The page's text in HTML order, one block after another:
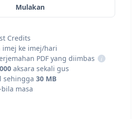
Mulakan
Credits
imej ke imej/hari
PDF yang diimbas
i
aksara sekali gus
sehingga 30 MB
masa